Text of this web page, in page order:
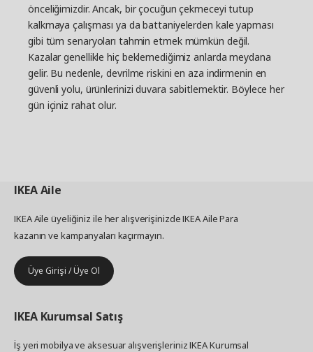
önceliğimizdir. Ancak, bir çocuğun çekmeceyi tutup
kalkmaya çalışması ya da battaniyelerden kale yapması
gibi tüm senaryoları tahmin etmek mümkün değil.
Kazalar genellikle hiç beklemediğimiz anlarda meydana
gelir. Bu nedenle, devrilme riskini en aza indirmenin en
güvenli yolu, ürünlerinizi duvara sabitlemektir. Böylece her
gün içiniz rahat olur.
IKEAAile
IKEA Aile üyeliğiniz ile her alışverişinizde IKEA Aile Para
kazanın ve kampanyaları kaçırmayın.
Üye Girişi / Üye Ol
IKEA Kurumsal Satış
İş yeri mobilya ve aksesuar alışverişleriniz IKEA Kurumsal